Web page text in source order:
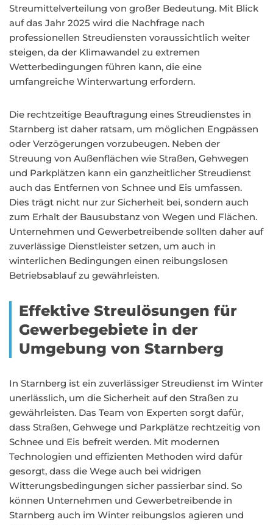
Streumittelverteilung von großer Bedeutung. Mit Blick
auf das Jahr 2025 wird die Nachfrage nach
professionellen Streudiensten voraussichtlich weiter
steigen, da der Klimawandel zu extremen
Wetterbedingungen führen kann, die eine
umfangreiche Winterwartung erfordern.
Die rechtzeitige Beauftragung eines Streudienstes in
Starnberg ist daher ratsam, um möglichen Engpässen
oder Verzögerungen vorzubeugen. Neben der
Streuung von Außenflächen wie Straßen, Gehwegen
und Parkplätzen kann ein ganzheitlicher Streudienst
auch das Entfernen von Schnee und Eis umfassen.
Dies trägt nicht nur zur Sicherheit bei, sondern auch
zum Erhalt der Bausubstanz von Wegen und Flächen.
Unternehmen und Gewerbetreibende sollten daher auf
zuverlässige Dienstleister setzen, um auch in
winterlichen Bedingungen einen reibungslosen
Betriebsablauf zu gewährleisten.
Effektive Streulösungen für
Gewerbegebiete in der
Umgebung von Starnberg
In Starnberg ist ein zuverlässiger Streudienst im Winter
unerlässlich, um die Sicherheit auf den Straßen zu
gewährleisten. Das Team von Experten sorgt dafür,
dass Straßen, Gehwege und Parkplätze rechtzeitig von
Schnee und Eis befreit werden. Mit modernen
Technologien und effizienten Methoden wird dafür
gesorgt, dass die Wege auch bei widrigen
Witterungsbedingungen sicher passierbar sind. So
können Unternehmen und Gewerbetreibende in
Starnberg auch im Winter reibungslos agieren und